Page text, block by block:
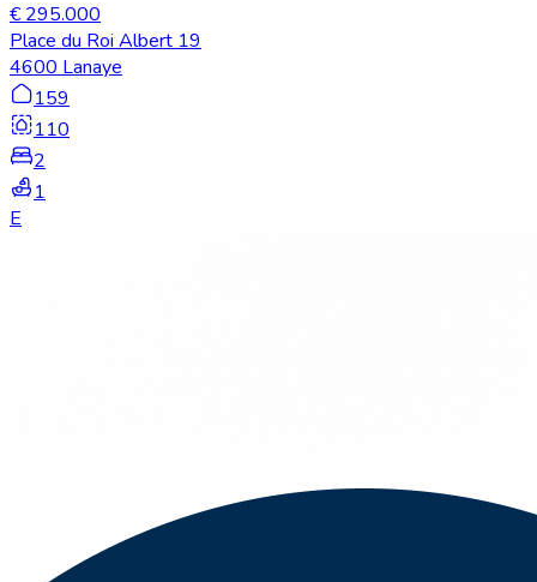
€ 295.000
Place du Roi Albert 19
4600 Lanaye
159
110
2
1
E